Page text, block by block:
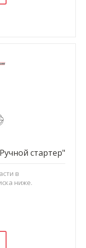
стартер"
в
ниже.